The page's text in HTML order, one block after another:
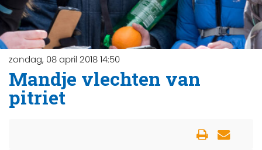
zondag, 08 april 2018 14:50
Mandje vlechten van
pitriet